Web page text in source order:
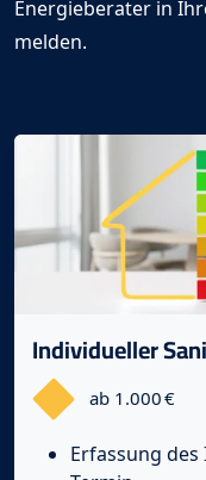
Energieberater in
melden.
Individueller
ab 1.000 €
Erfassung